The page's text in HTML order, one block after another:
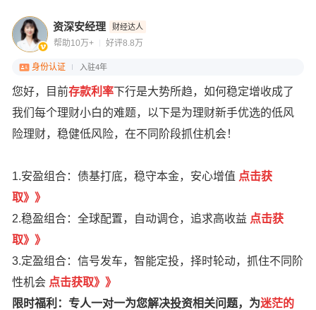
资深安经理 财经达人
帮助10万+ 好评8.8万
身份认证 入驻4年
您好，目前存款利率下行是大势所趋，如何稳定增收成了
我们每个理财小白的难题，以下是为理财新手优选的低风
险理财，稳健低风险，在不同阶段抓住机会！
1.安盈组合：债基打底，稳守本金，安心增值 点击获
取》 》
2.稳盈组合：全球配置，自动调仓，追求高收益 点击获
取》》
3.定盈组合：信号发车，智能定投，择时轮动，抓住不同阶
性机会 点击获取》》
限时福利：专人一对一为您解决投资相关问题，为迷茫的